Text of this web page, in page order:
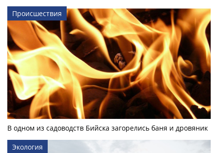
Происшествия
В одном из садоводств Бийска загорелись баня и дровяник
Экология